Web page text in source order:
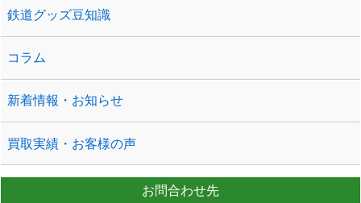
鉄道グッズ豆知識
コラム
新着情報・お知らせ
買取実績・お客様の声
お問合わせ先